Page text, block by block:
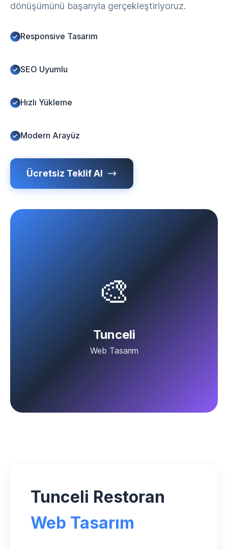
dönüşümünü başarıyla gerçekleştiriyoruz.
Responsive Tasarım
SEO Uyumlu
Hızlı Yükleme
Modern Arayüz
Ücretsiz Teklif Al
🎨
Tunceli
Web Tasarım
Tunceli Restoran
Web Tasarım